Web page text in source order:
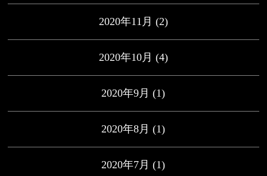
2020年11月 (2)
2020年10月 (4)
2020年9月 (1)
2020年8月 (1)
2020年7月 (1)